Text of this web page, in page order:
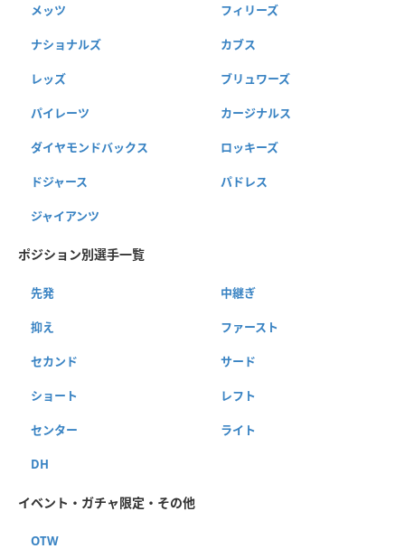
メッツ フィリーズ
ナショナルズ カブス
レッズ ブリュワーズ
パイレーツ カージナルス
ダイヤモンドバックス ロッキーズ
ドジャース パドレス
ジャイアンツ
ポジション別選手一覧
先発 中継ぎ
抑え ファースト
セカンド サード
ショート レフト
センター ライト
DH
イベント・ガチャ限定・その他
OTW